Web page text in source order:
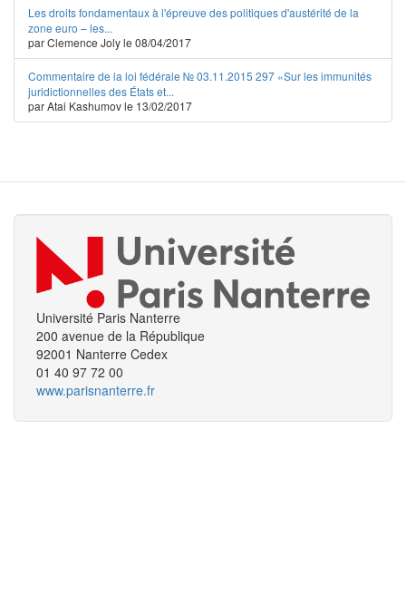
Les droits fondamentaux à l'épreuve des politiques d'austérité de la
zone euro – les...
par Clemence Joly le 08/04/2017
Commentaire de la loi fédérale № 03.11.2015 297 «Sur les immunités
juridictionnelles des États et...
par Atai Kashumov le 13/02/2017
Université Paris Nanterre
200 avenue de la République
92001 Nanterre Cedex
01 40 97 72 00
www.parisnanterre.fr